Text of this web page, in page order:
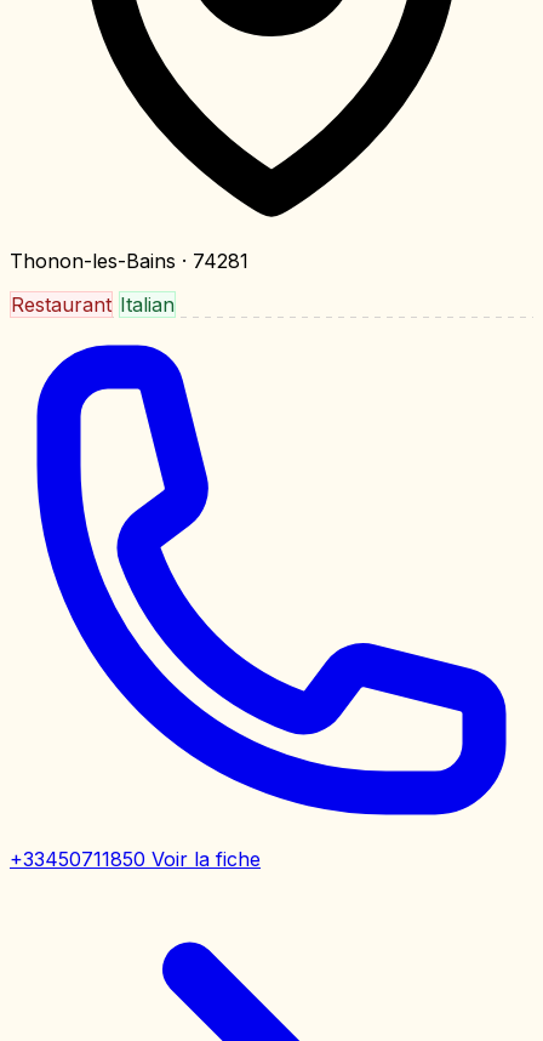
Thonon-les-Bains · 74281
Restaurant Italian
+33450711850 Voir la fiche